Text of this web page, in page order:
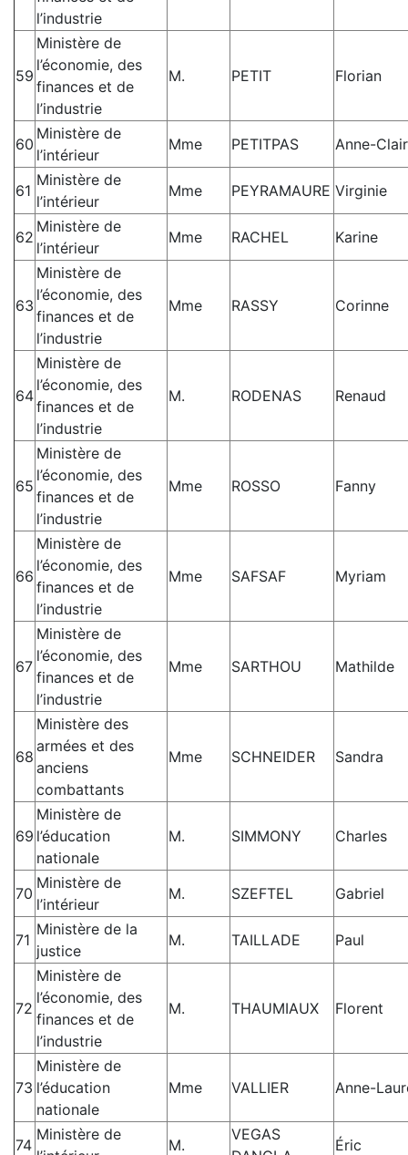
l’industrie
59
Ministère de
l’économie, des
finances et de
l’industrie
M. PETIT Florian
60
Ministère de
l’intérieur
Mme PETITPAS Anne-
61
Ministère de
l’intérieur
Mme PEYRAMAURE Virginie
62
Ministère de
l’intérieur
Mme RACHEL Karine
63
Ministère de
l’économie, des
finances et de
l’industrie
Mme RASSY Corinne
64
Ministère de
l’économie, des
finances et de
l’industrie
M. RODENAS Renaud
65
Ministère de
l’économie, des
finances et de
l’industrie
Mme ROSSO Fanny
66
Ministère de
l’économie, des
finances et de
l’industrie
Mme SAFSAF Myriam
67
Ministère de
l’économie, des
finances et de
l’industrie
Mme SARTHOU Mathilde
68
Ministère des
armées et des
anciens
combattants
Mme SCHNEIDER Sandra
69
Ministère de
l’éducation
nationale
M. SIMMONY Charles
70
Ministère de
l’intérieur
M. SZEFTEL Gabriel
71
Ministère de la
justice
M. TAILLADE Paul
72
Ministère de
l’économie, des
finances et de
l’industrie
M. THAUMIAUX Florent
73
Ministère de
l’éducation
nationale
Mme VALLIER Anne-
74
Ministère de
M.
VEGAS
Éric